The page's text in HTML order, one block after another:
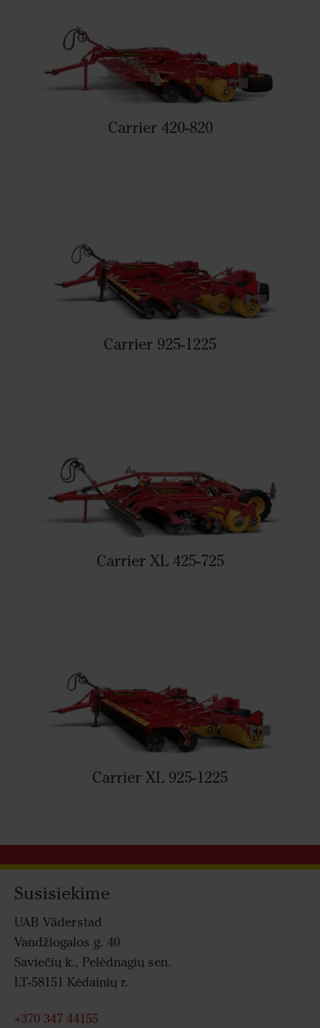
Carrier 420-820
Carrier 925-1225
Carrier XL 425-725
Carrier XL 925-1225
Susisiekime
UAB Väderstad
Vandžiogalos g. 40
Saviečių k., Pelėdnagių sen.
LT-58151 Kėdainių r.
+370 347 44155